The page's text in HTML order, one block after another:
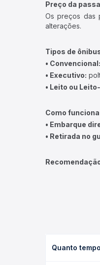
Preço da
Os preços das
alterações.
Tipos de
• Convencional:
• Executivo:
• Leito ou
Como
• Embarque
• Retirada no
Quanto